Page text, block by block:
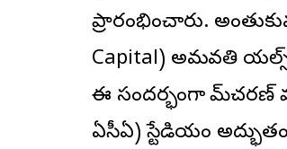
ప్రారంభించారు.
Capital) అమరావతి
ఈ సందర్భంగా రామ్‌చరణ్
ఏసీఏ) స్టేడియం